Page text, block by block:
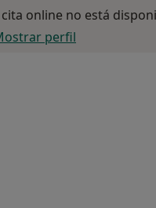
online no está
perfil